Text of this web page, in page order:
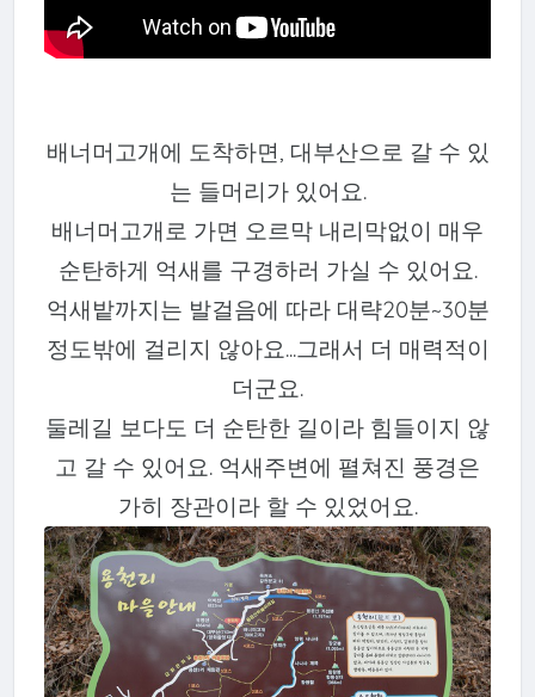
배너머고개에 도착하면, 대부산으로 갈 수 있
는 들머리가 있어요.
배너머고개로 가면 오르막 내리막없이 매우
순탄하게 억새를 구경하러 가실 수 있어요.
억새밭까지는 발걸음에 따라 대략20분~30분
정도밖에 걸리지 않아요...그래서 더 매력적이
더군요.
둘레길 보다도 더 순탄한 길이라 힘들이지 않
고 갈 수 있어요. 억새주변에 펼쳐진 풍경은
가히 장관이라 할 수 있었어요.